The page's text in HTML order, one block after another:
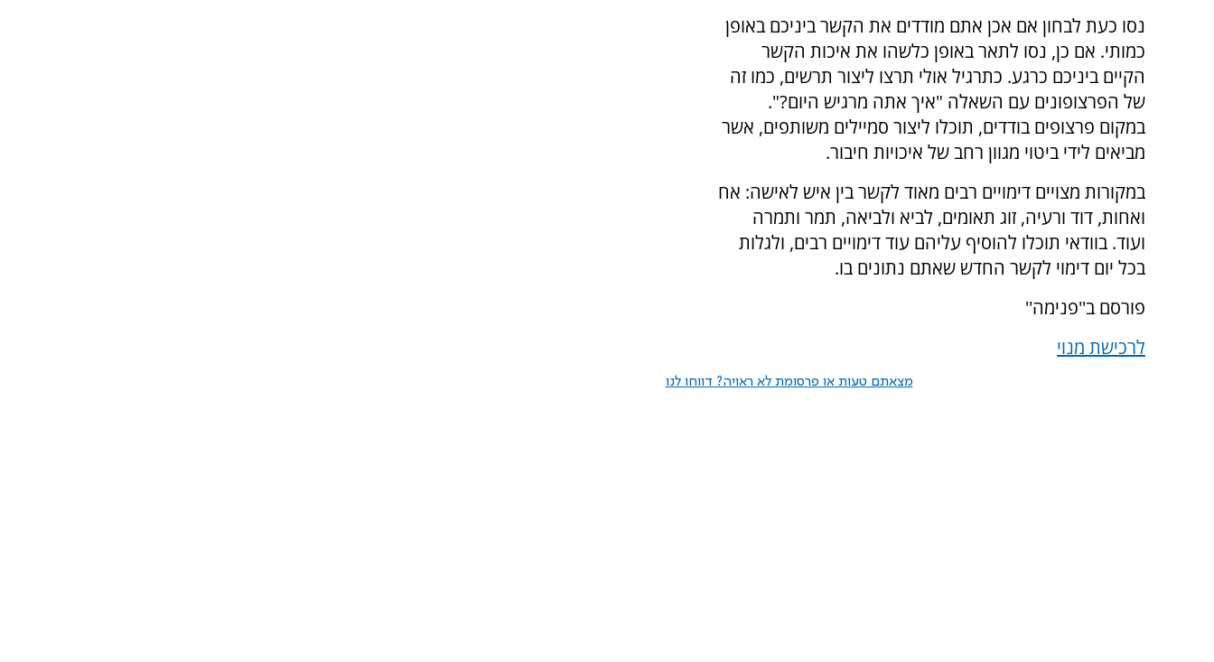
נסו כעת לבחון אם אכן אתם מודדים את הקשר ביניכם באופן
כמותי. אם כן, נסו לתאר באופן כלשהו את איכות הקשר
הקיים ביניכם כרגע. כתרגיל אולי תרצו ליצור תרשים, כמו זה
של הפרצופונים עם השאלה "איך אתה מרגיש היום?".
במקום פרצופים בודדים, תוכלו ליצור סמיילים משותפים, אשר
מביאים לידי ביטוי מגוון רחב של איכויות חיבור.
במקורות מצויים דימויים רבים מאוד לקשר בין איש לאישה: אח
ואחות, דוד ורעיה, זוג תאומים, לביא ולביאה, תמר ותמרה
ועוד. בוודאי תוכלו להוסיף עליהם עוד דימויים רבים, ולגלות
בכל יום דימוי לקשר החדש שאתם נתונים בו.
פורסם ב''פנימה''
לרכישת מנוי
מצאתם טעות או פרסומת לא ראויה? דווחו לנו